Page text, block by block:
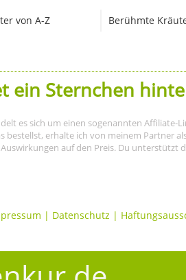
von A-Z Berühmte
ein Sternchen
es sich um einen sogenannten
bestellst, erhalte ich von meinem Partner
auf den Preis. Du unterstützt
| Datenschutz |